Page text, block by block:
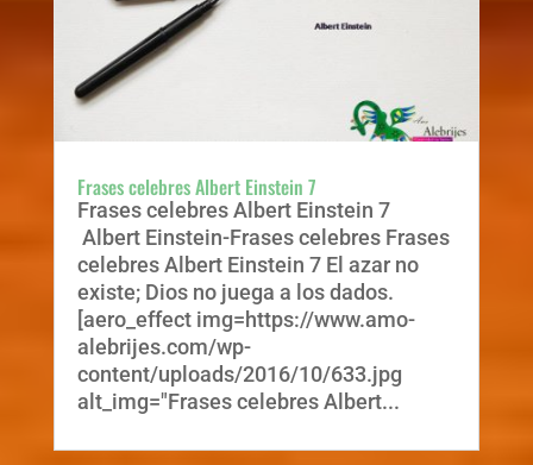
Frases celebres Albert Einstein 7
Frases celebres Albert Einstein 7
Albert Einstein-Frases celebres Frases
celebres Albert Einstein 7 El azar no
existe; Dios no juega a los dados.
[aero_effect img=https://www.amo-
alebrijes.com/wp-
content/uploads/2016/10/633.jpg
alt_img="Frases celebres Albert...